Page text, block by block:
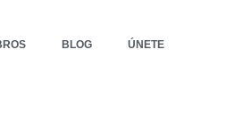
BLOG ÚNETE